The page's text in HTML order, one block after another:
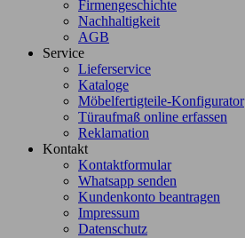
Firmengeschichte
Nachhaltigkeit
AGB
Service
Lieferservice
Kataloge
Möbelfertigteile-Konfigurator
Türaufmaß online erfassen
Reklamation
Kontakt
Kontaktformular
Whatsapp senden
Kundenkonto beantragen
Impressum
Datenschutz